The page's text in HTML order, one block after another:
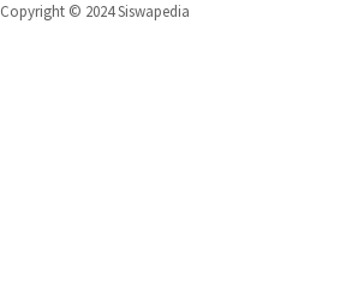
Copyright © 2024 Siswapedia